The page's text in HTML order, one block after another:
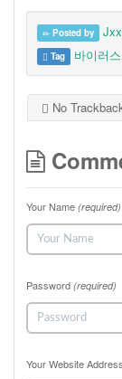
Posted by Jxx
Tag 바이러스
No
Your Name (required)
Password (required)
Your Website Address